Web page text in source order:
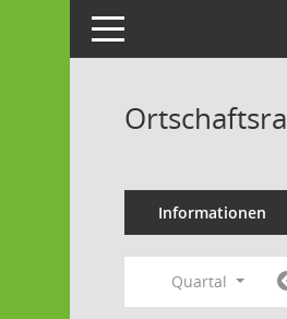
Toggle navigation
Informationen
Quartal